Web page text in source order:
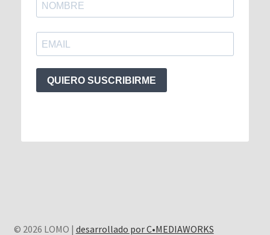
QUIERO SUSCRIBIRME
© 2026 LOMO | desarrollado por C•MEDIAWORKS